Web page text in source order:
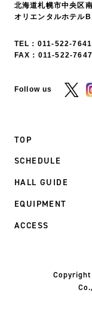
北海道札幌市中央区
オリエンタルホテル
TEL： 011-522-7641
FAX：011-522-7647
Follow us
TOP
SCHEDULE
HALL GUIDE
EQUIPMENT
ACCESS